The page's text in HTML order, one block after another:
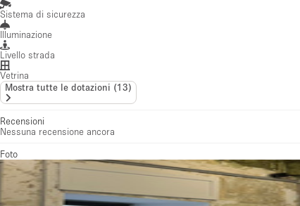
Sistema di sicurezza
Illuminazione
Livello strada
Vetrina
Mostra tutte le dotazioni (13)
Recensioni
Nessuna recensione ancora
Foto